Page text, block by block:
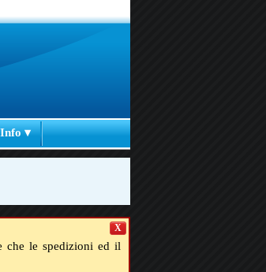
Info ▾
che le spedizioni ed il
X